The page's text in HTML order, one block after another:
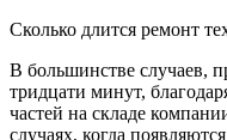
Сколько длится ремонт
В большинстве случаев,
тридцати минут,
частей на складе
случаях, когда